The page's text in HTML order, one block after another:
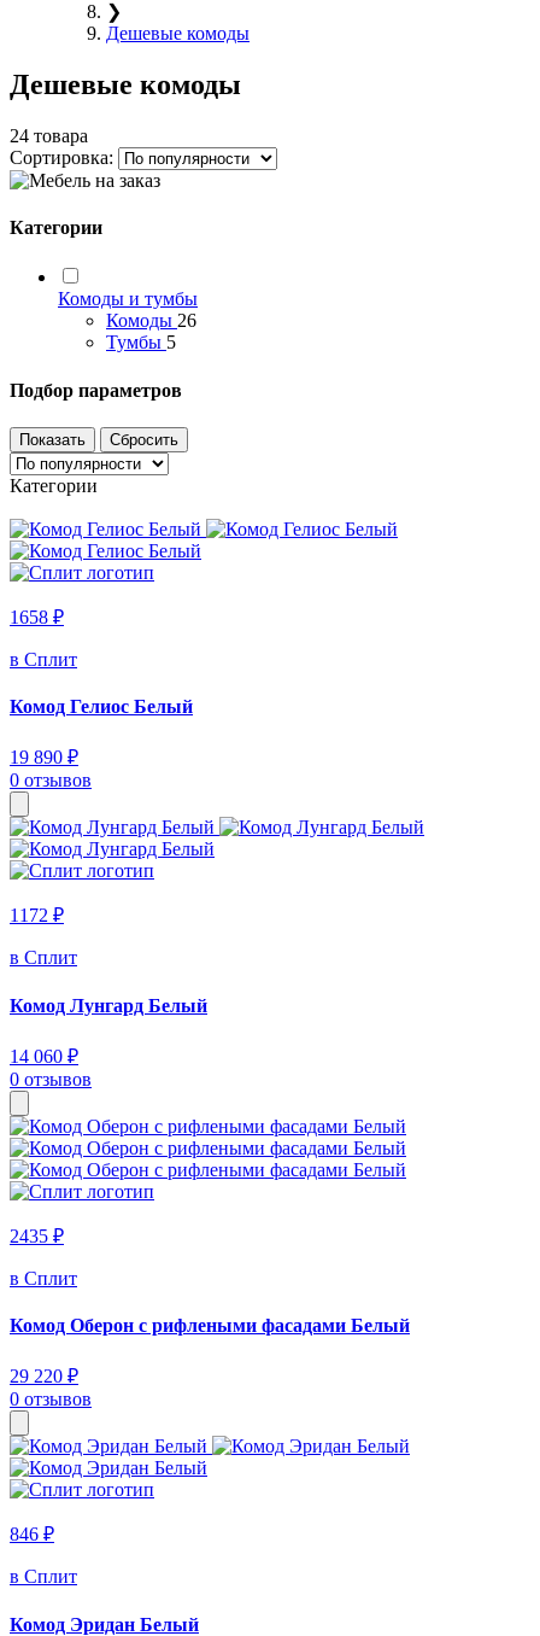
❯
Дешевые комоды
Дешевые комоды
24 товара
Сортировка:
Категории
Комоды и тумбы
Комоды 26
Тумбы 5
Подбор параметров
Категории
1658 ₽
в Сплит
Комод Гелиос Белый
19 890 ₽
0 отзывов
1172 ₽
в Сплит
Комод Лунгард Белый
14 060 ₽
0 отзывов
2435 ₽
в Сплит
Комод Оберон с рифлеными фасадами Белый
29 220 ₽
0 отзывов
846 ₽
в Сплит
Комод Эридан Белый